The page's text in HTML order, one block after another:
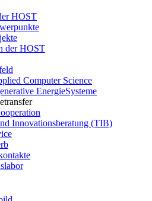
HOST
der HOST
Computer Science
EnergieSysteme
Innovationsberatung (TIB)